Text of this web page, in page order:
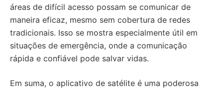
áreas de difícil acesso possam se comunicar de
maneira eficaz, mesmo sem cobertura de redes
tradicionais. Isso se mostra especialmente útil em
situações de emergência, onde a comunicação
rápida e confiável pode salvar vidas.
Em suma, o aplicativo de satélite é uma poderosa